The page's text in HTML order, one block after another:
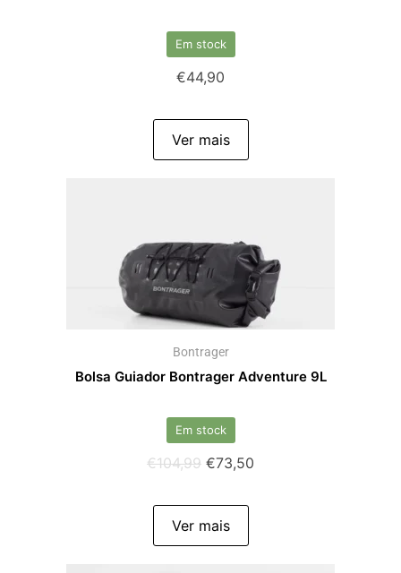
Em stock
€44,90
Ver mais
Bontrager
Bolsa Guiador Bontrager Adventure 9L
Em stock
€104,99 €73,50
Ver mais